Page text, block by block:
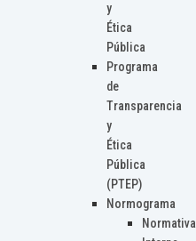
y
Ética
Pública
Programa
de
Transparencia
y
Ética
Pública
(PTEP)
Normograma
Normativa